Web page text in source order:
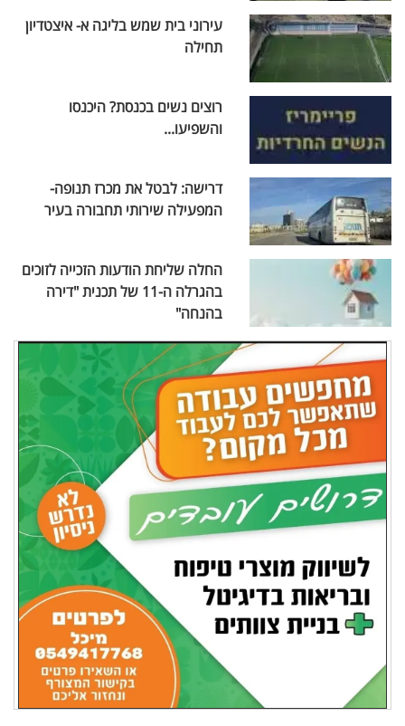
עירוני בית שמש בליגה א- איצטדיון
תחילה
רוצים נשים בכנסת? היכנסו
והשפיעו...
דרישה: לבטל את מכרז תנופה-
המפעילה שירותי תחבורה בעיר
החלה שליחת הודעות הזכייה לזוכים
בהגרלה ה-11 של תכנית "דירה
בהנחה"